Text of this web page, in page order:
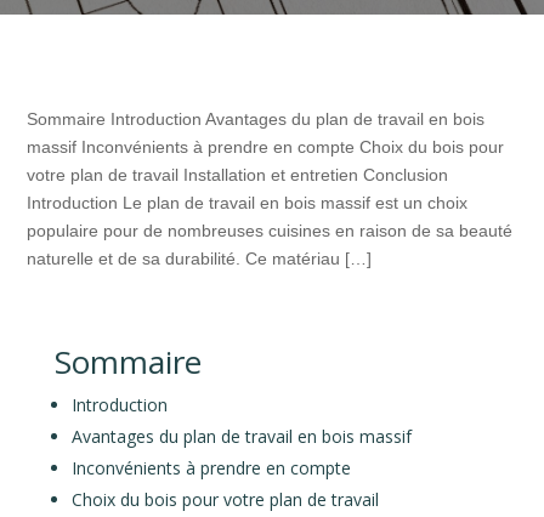
Sommaire Introduction Avantages du plan de travail en bois
massif Inconvénients à prendre en compte Choix du bois pour
votre plan de travail Installation et entretien Conclusion
Introduction Le plan de travail en bois massif est un choix
populaire pour de nombreuses cuisines en raison de sa beauté
naturelle et de sa durabilité. Ce matériau […]
Sommaire
Introduction
Avantages du plan de travail en bois massif
Inconvénients à prendre en compte
Choix du bois pour votre plan de travail